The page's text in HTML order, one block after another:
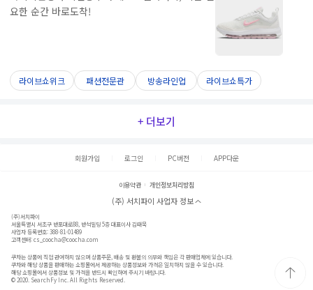
요한 순간 바로도착!
라이브쇼위크 패션전문관 방송라인업 라이브쇼특가
+ 더보기
회원가입 로그인 PC버전 APP다운
이용약관 개인정보처리방침
(주) 서치파이 사업자 정보
(주)서치파이
서울특별시 서초구 반포대로88, 반석빌딩 5층 대표이사 김태묵
사업자 등록번호: 388-81-01489
고객센터:cs_coocha@coocha.com
쿠차는 상품에 직접 관여하지 않으며 상품주문, 배송 및 환불의 의무와 책임은 각 판매업체에 있습니다.
쿠차와 해당 상품을 판매하는 쇼핑몰에서 제공하는 상품정보와 가격은 일치하지 않을 수 있습니다.
해당 쇼핑몰에서 상품정보 및 가격을 반드시 확인하여 주시기 바랍니다.
© 2020. SearchFy Inc. All Rights Reserved.